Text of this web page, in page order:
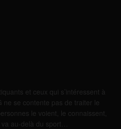
et ceux qui s’intéressent à
ne se contente pas de traiter le
le voient, le connaissent,
au-delà du sport…